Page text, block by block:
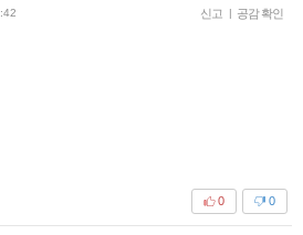
신고 | 공감 확인
0
0